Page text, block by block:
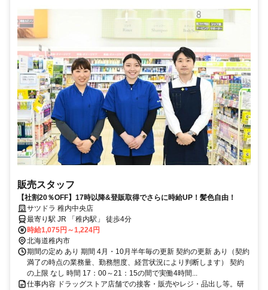
販売スタッフ
【社割20％OFF】17時以降&登販取得でさらに時給UP！髪色自由！
サツドラ 稚内中央店
最寄り駅 JR 「稚内駅」 徒歩4分
時給1,075円～1,224円
北海道稚内市
期間の定め あり 期間 4月・10月半年毎の更新 契約の更新 あり（契約
満了の時点の業務量、勤務態度、経営状況により判断します） 契約
の上限 なし 時間 17：00～21：15の間で実働4時間...
仕事内容 ドラッグストア店舗での接客・販売やレジ・品出し等。研